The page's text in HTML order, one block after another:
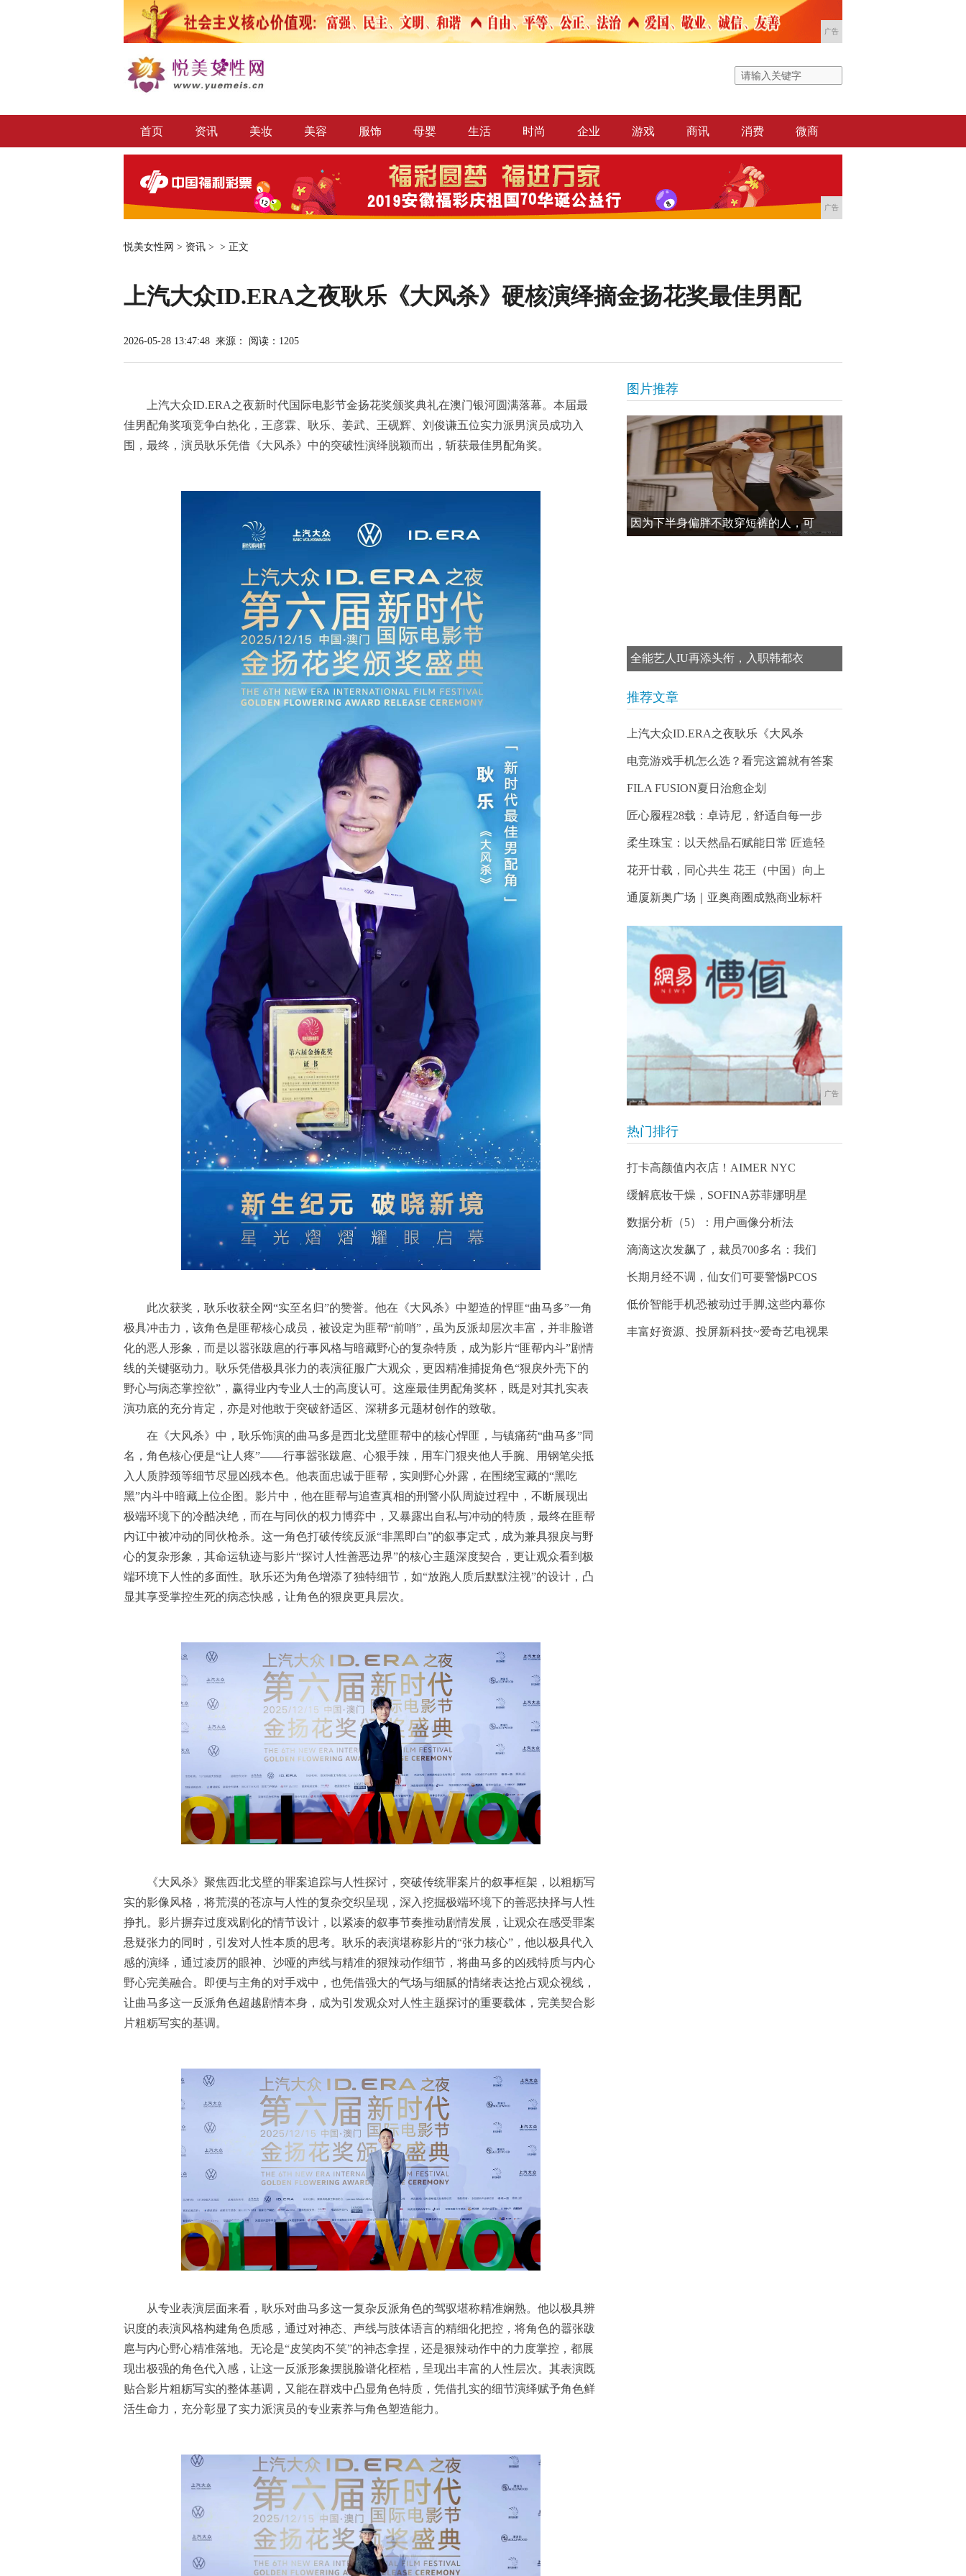
广告
首页 资讯 美妆 美容 服饰 母婴 生活 时尚 企业 游戏 商讯 消费 微商
广告
悦美女性网 > 资讯 > > 正文
上汽大众ID.ERA之夜耿乐《大风杀》硬核演绎摘金扬花奖最佳男配
2026-05-28 13:47:48 来源： 阅读：1205
上汽大众ID.ERA之夜新时代国际电影节金扬花奖颁奖典礼在澳门银河圆满落幕。本届最
佳男配角奖项竞争白热化，王彦霖、耿乐、姜武、王砚辉、刘俊谦五位实力派男演员成功入
围，最终，演员耿乐凭借《大风杀》中的突破性演绎脱颖而出，斩获最佳男配角奖。
此次获奖，耿乐收获全网“实至名归”的赞誉。他在《大风杀》中塑造的悍匪“曲马多”一角
极具冲击力，该角色是匪帮核心成员，被设定为匪帮“前哨”，虽为反派却层次丰富，并非脸谱
化的恶人形象，而是以嚣张跋扈的行事风格与暗藏野心的复杂特质，成为影片“匪帮内斗”剧情
线的关键驱动力。耿乐凭借极具张力的表演征服广大观众，更因精准捕捉角色“狠戾外壳下的
野心与病态掌控欲”，赢得业内专业人士的高度认可。这座最佳男配角奖杯，既是对其扎实表
演功底的充分肯定，亦是对他敢于突破舒适区、深耕多元题材创作的致敬。
在《大风杀》中，耿乐饰演的曲马多是西北戈壁匪帮中的核心悍匪，与镇痛药“曲马多”同
名，角色核心便是“让人疼”——行事嚣张跋扈、心狠手辣，用车门狠夹他人手腕、用钢笔尖抵
入人质脖颈等细节尽显凶残本色。他表面忠诚于匪帮，实则野心外露，在围绕宝藏的“黑吃
黑”内斗中暗藏上位企图。影片中，他在匪帮与追查真相的刑警小队周旋过程中，不断展现出
极端环境下的冷酷决绝，而在与同伙的权力博弈中，又暴露出自私与冲动的特质，最终在匪帮
内讧中被冲动的同伙枪杀。这一角色打破传统反派“非黑即白”的叙事定式，成为兼具狠戾与野
心的复杂形象，其命运轨迹与影片“探讨人性善恶边界”的核心主题深度契合，更让观众看到极
端环境下人性的多面性。耿乐还为角色增添了独特细节，如“放跑人质后默默注视”的设计，凸
显其享受掌控生死的病态快感，让角色的狠戾更具层次。
《大风杀》聚焦西北戈壁的罪案追踪与人性探讨，突破传统罪案片的叙事框架，以粗粝写
实的影像风格，将荒漠的苍凉与人性的复杂交织呈现，深入挖掘极端环境下的善恶抉择与人性
挣扎。影片摒弃过度戏剧化的情节设计，以紧凑的叙事节奏推动剧情发展，让观众在感受罪案
悬疑张力的同时，引发对人性本质的思考。耿乐的表演堪称影片的“张力核心”，他以极具代入
感的演绎，通过凌厉的眼神、沙哑的声线与精准的狠辣动作细节，将曲马多的凶残特质与内心
野心完美融合。即便与主角的对手戏中，也凭借强大的气场与细腻的情绪表达抢占观众视线，
让曲马多这一反派角色超越剧情本身，成为引发观众对人性主题探讨的重要载体，完美契合影
片粗粝写实的基调。
从专业表演层面来看，耿乐对曲马多这一复杂反派角色的驾驭堪称精准娴熟。他以极具辨
识度的表演风格构建角色质感，通过对神态、声线与肢体语言的精细化把控，将角色的嚣张跋
扈与内心野心精准落地。无论是“皮笑肉不笑”的神态拿捏，还是狠辣动作中的力度掌控，都展
现出极强的角色代入感，让这一反派形象摆脱脸谱化桎梏，呈现出丰富的人性层次。其表演既
贴合影片粗粝写实的整体基调，又能在群戏中凸显角色特质，凭借扎实的细节演绎赋予角色鲜
活生命力，充分彰显了实力派演员的专业素养与角色塑造能力。
图片推荐
因为下半身偏胖不敢穿短裤的人，可
全能艺人IU再添头衔，入职韩都衣
推荐文章
上汽大众ID.ERA之夜耿乐《大风杀
电竞游戏手机怎么选？看完这篇就有答案
FILA FUSION夏日治愈企划
匠心履程28载：卓诗尼，舒适自每一步
柔生珠宝：以天然晶石赋能日常 匠造轻
花开廿载，同心共生 花王（中国）向上
通厦新奥广场｜亚奥商圈成熟商业标杆
广告
热门排行
打卡高颜值内衣店！AIMER NYC
缓解底妆干燥，SOFINA苏菲娜明星
数据分析（5）：用户画像分析法
滴滴这次发飙了，裁员700多名：我们
长期月经不调，仙女们可要警惕PCOS
低价智能手机恐被动过手脚,这些内幕你
丰富好资源、投屏新科技~爱奇艺电视果